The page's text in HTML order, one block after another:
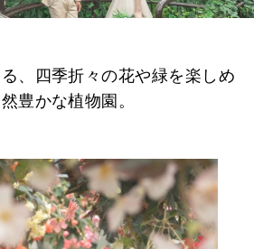
、四季折々の花や緑を楽しめ
豊かな植物園。